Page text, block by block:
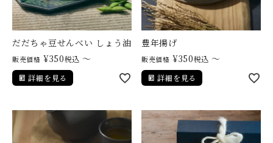
だだちゃ豆せんべい しょう油
販売価格 ¥350税込 〜
詳細を見る
豊年揚げ
販売価格 ¥350税込 〜
詳細を見る